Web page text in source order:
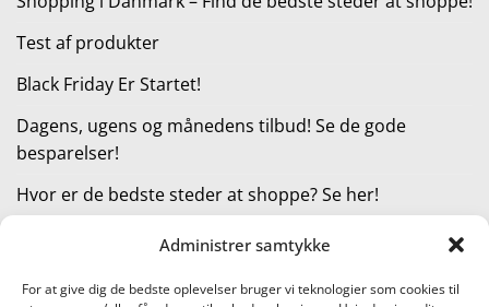
Administrer samtykke
For at give dig de bedste oplevelser bruger vi teknologier som cookies til
Test af produkter
Black Friday Er Startet!
Dagens, ugens og månedens tilbud! Se de gode
besparelser!
Hvor er de bedste steder at shoppe? Se her!